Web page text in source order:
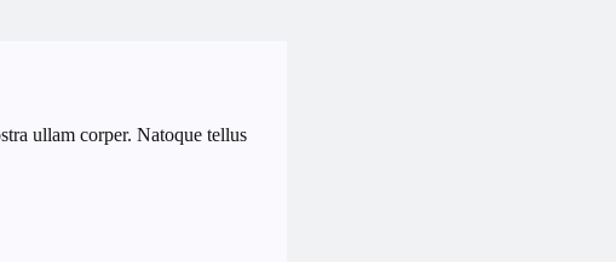
ullam corper. Natoque tellus